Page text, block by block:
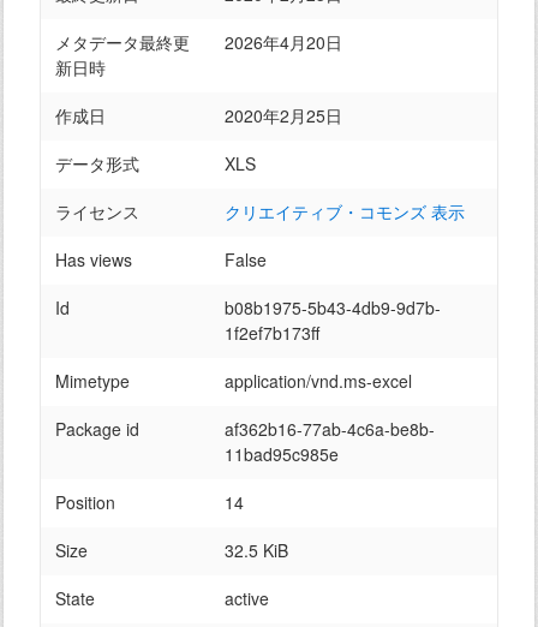
メタデータ最終更
新日時
2026年4月20日
作成日
2020年2月25日
データ形式
XLS
ライセンス
クリエイティブ・コモンズ 表示
Has views
False
Id
b08b1975-5b43-4db9-9d7b-
1f2ef7b173ff
Mimetype
application/vnd.ms-excel
Package id
af362b16-77ab-4c6a-be8b-
11bad95c985e
Position
14
Size
32.5 KiB
State
active